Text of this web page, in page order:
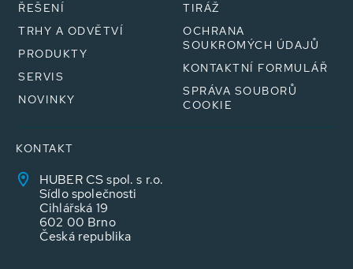
ŘEŠENÍ
TRHY A ODVĚTVÍ
PRODUKTY
SERVIS
NOVINKY
TIRÁŽ
OCHRANA
SOUKROMÝCH ÚDAJŮ
KONTAKTNÍ FORMULÁŘ
SPRÁVA SOUBORŮ
COOKIE
KONTAKT
HUBER CS spol. s r.o.
Sídlo společnosti
Cihlářská 19
602 00 Brno
Česká republika